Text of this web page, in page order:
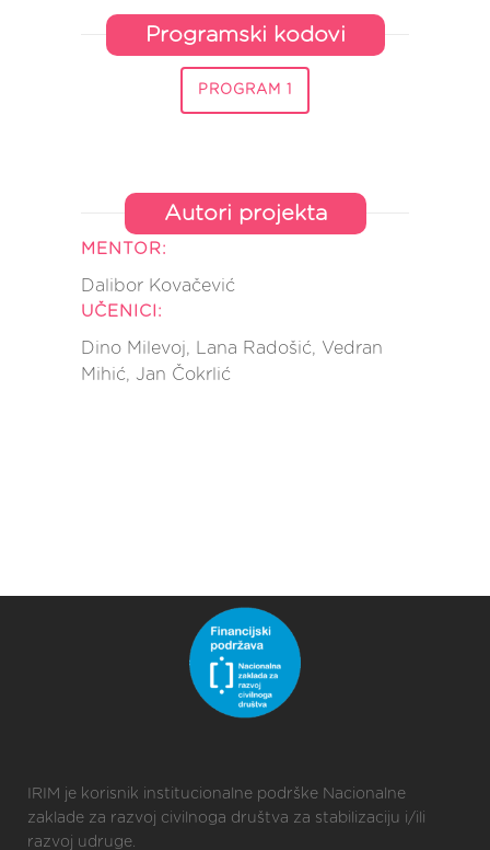
Programski kodovi
PROGRAM 1
Autori projekta
MENTOR:
Dalibor Kovačević
UČENICI:
Dino Milevoj, Lana Radošić, Vedran
Mihić, Jan Čokrlić
IRIM je korisnik institucionalne podrške Nacionalne
zaklade za razvoj civilnoga društva za stabilizaciju i/ili
razvoj udruge.